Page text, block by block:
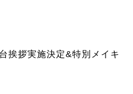
挨拶実施決定&特別メイキ